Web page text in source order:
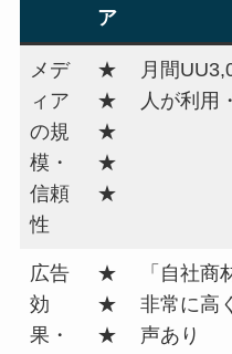
ア
メデ
ィア
の規
模・
信頼
性
★
★
★
★
★
月間
人が利用
広告
効
果・
★
★
★
「自社
非常に高
声あり